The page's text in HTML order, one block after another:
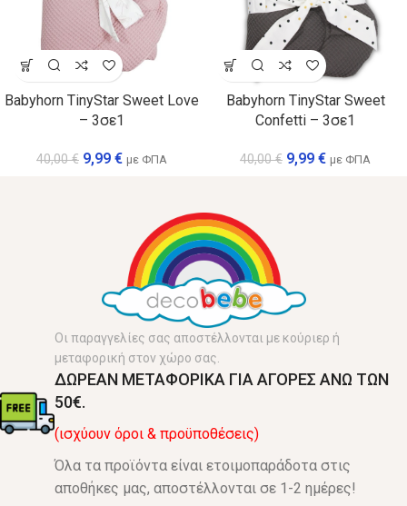
Babyhorn TinyStar Sweet Love
– 3σε1
40,00€ 9,99 € με ΦΠΑ
Babyhorn TinyStar Sweet
Confetti – 3σε1
40,00€ 9,99 € με ΦΠΑ
Οι παραγγελίες σας αποστέλλονται με κούριερ ή
μεταφορική στον χώρο σας.
ΔΩΡΕΑΝ ΜΕΤΑΦΟΡΙΚΑ ΓΙΑ ΑΓΟΡΕΣ ΑΝΩ ΤΩΝ
50€.
(ισχύουν όροι & προϋποθέσεις)
Όλα τα προϊόντα είναι ετοιμοπαράδοτα στις
αποθήκες μας, αποστέλλονται σε 1-2 ημέρες!